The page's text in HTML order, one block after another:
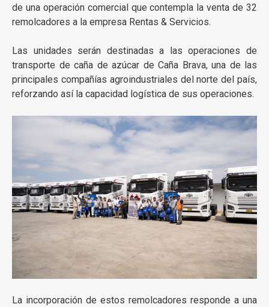
de una operación comercial que contempla la venta de 32
remolcadores a la empresa Rentas & Servicios.
Las unidades serán destinadas a las operaciones de
transporte de caña de azúcar de Caña Brava, una de las
principales compañías agroindustriales del norte del país,
reforzando así la capacidad logística de sus operaciones.
La incorporación de estos remolcadores responde a una